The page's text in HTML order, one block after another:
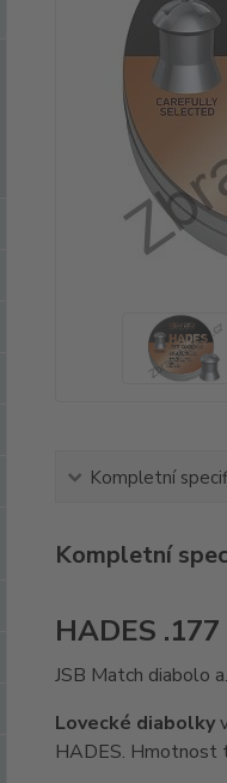
Kompletní
Kompletní
HADES .177
JSB Match diabolo
Lovecké diabolky
HADES. Hmotnost